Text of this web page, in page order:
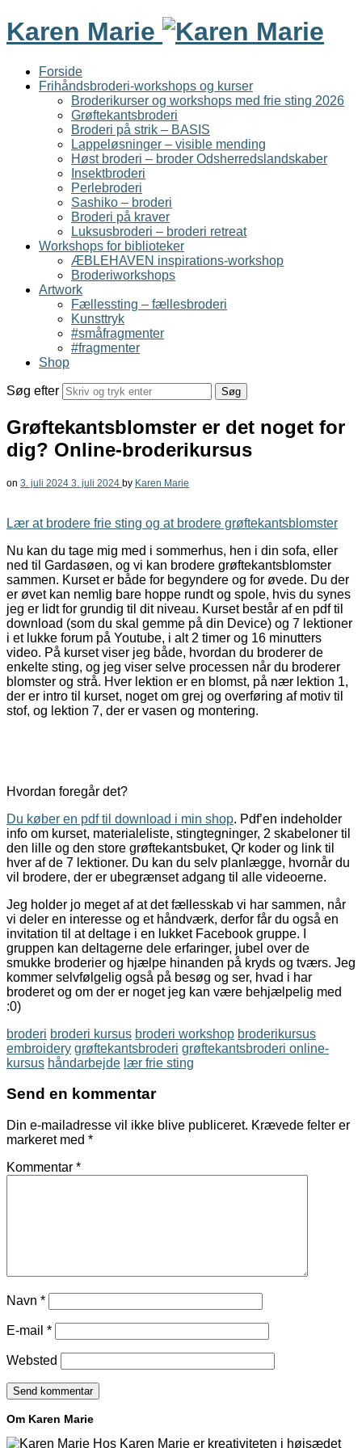
Karen Marie
Forside
Frihåndsbroderi-workshops og kurser
Broderikurser og workshops med frie sting 2026
Grøftekantsbroderi
Broderi på strik – BASIS
Lappeløsninger – visible mending
Høst broderi – broder Odsherredslandskaber
Insektbroderi
Perlebroderi
Sashiko – broderi
Broderi på kraver
Luksusbroderi – broderi retreat
Workshops for biblioteker
ÆBLEHAVEN inspirations-workshop
Broderiworkshops
Artwork
Fællessting – fællesbroderi
Kunsttryk
#småfragmenter
#fragmenter
Shop
Søg efter
Grøftekantsblomster er det noget for
dig? Online-broderikursus
on 3. juli 2024 3. juli 2024 by Karen Marie
Lær at brodere frie sting og at brodere grøftekantsblomster
Nu kan du tage mig med i sommerhus, hen i din sofa, eller
ned til Gardasøen, og vi kan brodere grøftekantsblomster
sammen. Kurset er både for begyndere og for øvede. Du der
er øvet kan nemlig bare hoppe rundt og spole, hvis du synes
jeg er lidt for grundig til dit niveau. Kurset består af en pdf til
download (som du skal gemme på din Device) og 7 lektioner
i et lukke forum på Youtube, i alt 2 timer og 16 minutters
video. På kurset viser jeg både, hvordan du broderer de
enkelte sting, og jeg viser selve processen når du broderer
blomster og strå. Hver lektion er en blomst, på nær lektion 1,
der er intro til kurset, noget om grej og overføring af motiv til
stof, og lektion 7, der er vasen og montering.
Hvordan foregår det?
Du køber en pdf til download i min shop. Pdf’en indeholder
info om kurset, materialeliste, stingtegninger, 2 skabeloner til
den lille og den store grøftekantsbuket, Qr koder og link til
hver af de 7 lektioner. Du kan du selv planlægge, hvornår du
vil brodere, der er ubegrænset adgang til alle videoerne.
Jeg holder jo meget af at det fællesskab vi har sammen, når
vi deler en interesse og et håndværk, derfor får du også en
invitation til at deltage i en lukket Facebook gruppe. I
gruppen kan deltagerne dele erfaringer, jubel over de
smukke broderier og hjælpe hinanden på kryds og tværs. Jeg
kommer selvfølgelig også på besøg og ser, hvad i har
broderet og om der er noget jeg kan være behjælpelig med
:0)
broderi broderi kursus broderi workshop broderikursus
embroidery grøftekantsbroderi grøftekantsbroderi online-
kursus håndarbejde lær frie sting
Send en kommentar
Din e-mailadresse vil ikke blive publiceret. Krævede felter er
markeret med *
Kommentar *
Navn *
E-mail *
Websted
Om Karen Marie
Hos Karen Marie er kreativiteten i højsædet